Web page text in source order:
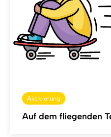
Aktivierung
Auf dem fliegenden